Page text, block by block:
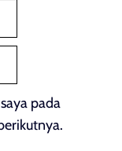
pada